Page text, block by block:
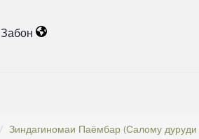
Забон
Зиндагиномаи Паёмбар (Салому